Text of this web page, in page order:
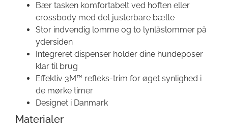
Bær tasken komfortabelt ved hoften eller
crossbody med det justerbare bælte
Stor indvendig lomme og to lynlåslommer på
ydersiden
Integreret dispenser holder dine hundeposer
klar til brug
Effektiv 3M™ refleks-trim for øget synlighed i
de mørke timer
Designet i Danmark
Materialer